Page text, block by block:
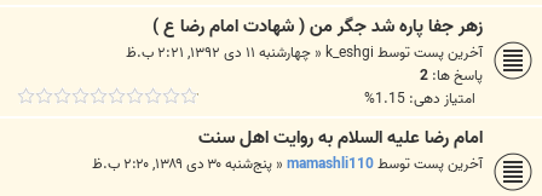
زهر جفا پاره شد جگر من ( شهادت امام رضا ع )
آخرین پست توسطk_eshgi
« چهارشنبه ۱۱ دی ۱۳۹۲, ۲:۲۱ ب.ظ
پاسخ ها: 2
امتیاز دهی: 1.15%
امام رضا علیه السلام به روایت اهل سنت
آخرین پست توسطmamashli110
« پنج‌شنبه ۳۰ دی ۱۳۸۹, ۲:۲۰ ب.ظ